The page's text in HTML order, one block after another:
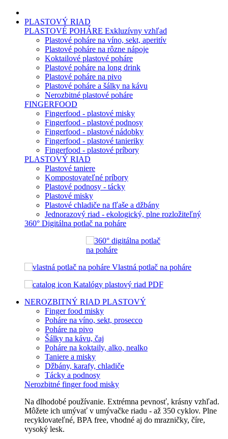
PLASTOVÝ RIAD
PLASTOVÉ POHÁRE Exkluzívny vzhľad
Plastové poháre na víno, sekt, aperitív
Plastové poháre na rôzne nápoje
Koktailové plastové poháre
Plastové poháre na long drink
Plastové poháre na pivo
Plastové poháre a šálky na kávu
Nerozbitné plastové poháre
FINGERFOOD
Fingerfood - plastové misky
Fingerfood - plastové podnosy
Fingerfood - plastové nádobky
Fingerfood - plastové tanieriky
Fingerfood - plastové príbory
PLASTOVÝ RIAD
Plastové taniere
Kompostovateľné príbory
Plastové podnosy - tácky
Plastové misky
Plastové chladiče na fľaše a džbány
Jednorazový riad - ekologický, plne rozložiteľný
360° Digitálna potlač na poháre
Vlastná potlač na poháre
Katalógy plastový riad PDF
NEROZBITNÝ RIAD PLASTOVÝ
Finger food misky
Poháre na víno, sekt, prosecco
Poháre na pivo
Šálky na kávu, čaj
Poháre na koktaily, alko, nealko
Taniere a misky
Džbány, karafy, chladiče
Tácky a podnosy
Nerozbitné finger food misky
Na dlhodobé používanie. Extrémna pevnosť, krásny vzhľad.
Môžete ich umývať v umývačke riadu - až 350 cyklov. Plne
recyklovateľné, BPA free, vhodné aj do mrazničky, číre,
vysoký lesk.